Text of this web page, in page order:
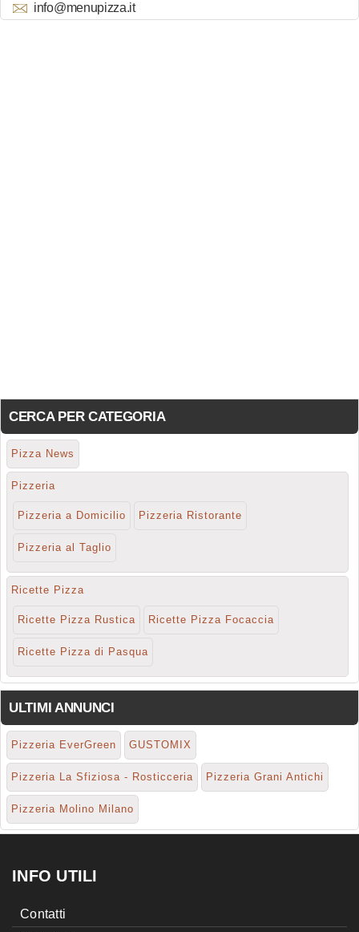
info@menupizza.it
CERCA PER CATEGORIA
Pizza News
Pizzeria
Pizzeria a Domicilio Pizzeria Ristorante
Pizzeria al Taglio
Ricette Pizza
Ricette Pizza Rustica Ricette Pizza Focaccia
Ricette Pizza di Pasqua
ULTIMI ANNUNCI
Pizzeria EverGreen GUSTOMIX
Pizzeria La Sfiziosa - Rosticceria Pizzeria Grani Antichi
Pizzeria Molino Milano
INFO UTILI
Contatti